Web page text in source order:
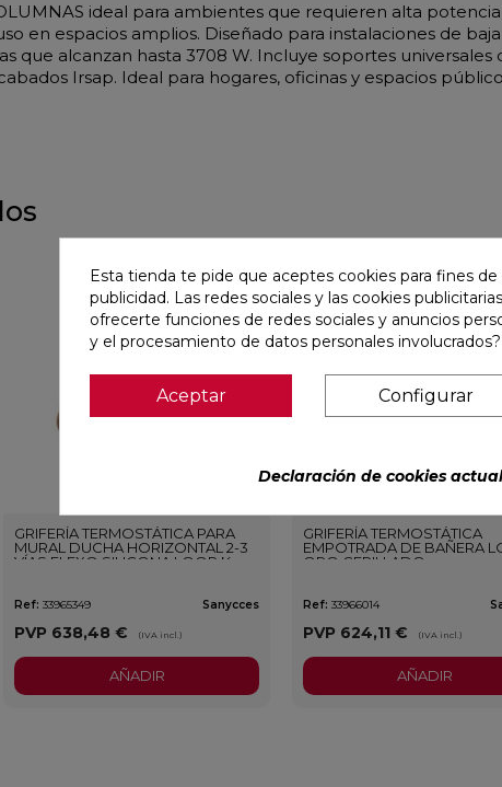
ideal para ambientes que requieren alta
en espacios amplios. Diseñado para instalaciones de
que alcanzan hasta 3708 W. Incluye soportes
Irsap. Ideal para hogares, oficinas y espacios
GRIFERÍA TERMOSTÁTICA PARA
MURAL DUCHA HORIZONTAL 2-3
VÍAS FLEXO SILICONA LOOP K
Ref: 33965349 Sanycces
PVP 638,48 € (IVA incl.)
favorite
AÑADIR
GRIFERÍA TERMOSTÁTICA
EMPOTRADA DE BAÑERA
ORO CEPILLADO
Ref: 33966014
PVP 624,11 € (IVA incl.)
AÑADIR
Esta tienda te pide que aceptes cookies para fines
publicidad. Las redes sociales y las cookies
ofrecerte funciones de redes sociales y anuncios
y el procesamiento de datos personales involucrados?
Aceptar Configurar
Declaración de cookies